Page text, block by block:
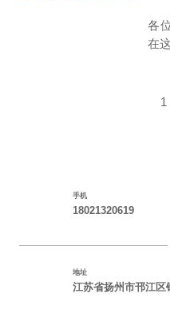
各
在
1
手机
18021320619
地址
江苏省扬州市邗江区